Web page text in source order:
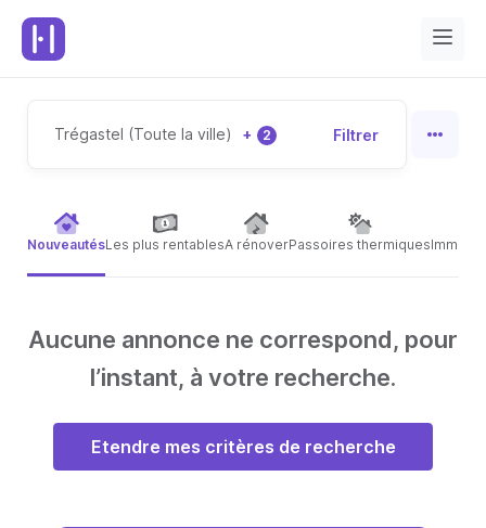
Trégastel (Toute la ville) + 2 Filtrer
NouveautésLes plus rentablesA rénoverPassoires thermiques
Aucune annonce ne correspond, pour
l’instant, à votre recherche.
Etendre mes critères de recherche